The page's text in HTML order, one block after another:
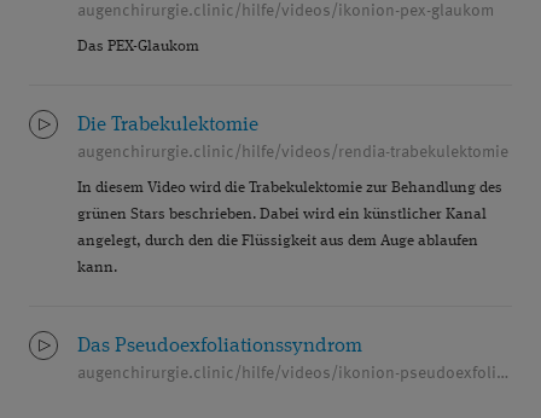
REFRAKTIVE CHIRURGIE SEHFEHLER
STELLENANGEBOTE
VITREKTOMIE
WISSENSCHAFT ÜBERBLENDVISUS
augenchirurgie.clinic/hilfe/videos/ikonion-pex-glaukom
Das PEX-Glaukom
Die Trabekulektomie
augenchirurgie.clinic/hilfe/videos/rendia-trabekulektomie
In diesem Video wird die Trabekulektomie zur Behandlung des
grünen Stars beschrieben. Dabei wird ein künstlicher Kanal
angelegt, durch den die Flüssigkeit aus dem Auge ablaufen
kann.
Das Pseudoexfoliationssyndrom
augenchirurgie.clinic/hilfe/videos/ikonion-pseudoexfoliationssyndrom